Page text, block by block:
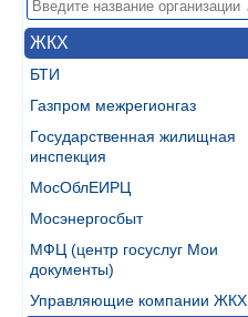
ЖКХ
БТИ
Газпром межрегионгаз
Государственная жилищная
инспекция
МосОблЕИРЦ
Мосэнергосбыт
МФЦ (центр госуслуг Мои
документы)
Управляющие компании ЖКХ